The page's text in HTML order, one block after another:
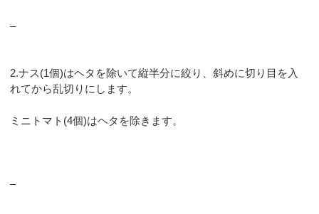
–
2.ナス(1個)はヘタを除いて縦半分に絞り、斜めに切り目を入
れてから乱切りにします。
ミニトマト(4個)はヘタを除きます。
–